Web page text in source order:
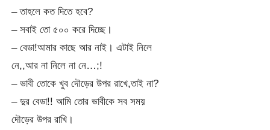
– তাহলে কত দিতে হবে?
– সবাই তো ৫০০ করে দিচ্ছে।
– বেডা!আমার কাছে আর নাই। এটাই নিলে
নে,,আর না নিলে না নে…;!
– ভাবী তোকে খুব দৌড়ের উপর রাখে,তাই না?
– দুর বেডা!! আমি তোর ভাবীকে সব সময়
দৌড়ের উপর রাখি।